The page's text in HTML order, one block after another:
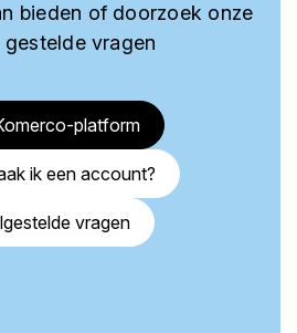
bieden of doorzoek onze
gestelde vragen
platform
ik een account?
vragen